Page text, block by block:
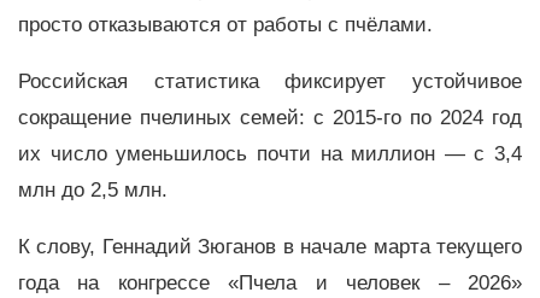
просто отказываются от работы с пчёлами.
Российская статистика фиксирует устойчивое
сокращение пчелиных семей: с 2015-го по 2024 год
их число уменьшилось почти на миллион — с 3,4
млн до 2,5 млн.
К слову, Геннадий Зюганов в начале марта текущего
года на конгрессе «Пчела и человек – 2026»